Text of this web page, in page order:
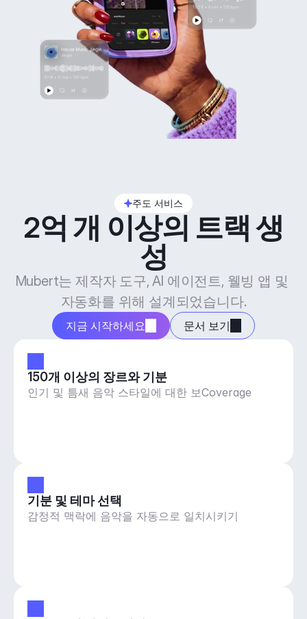
주도 서비스
2억 개 이상의 트랙 생
성
Mubert는 제작자 도구, AI 에이전트, 웰빙 앱 및
자동화를 위해 설계되었습니다.
지금 시작하세요 문서 보기
150개 이상의 장르와 기분
인기 및 틈새 음악 스타일에 대한 보Coverage
기분 및 테마 선택
감정적 맥락에 음악을 자동으로 일치시키기